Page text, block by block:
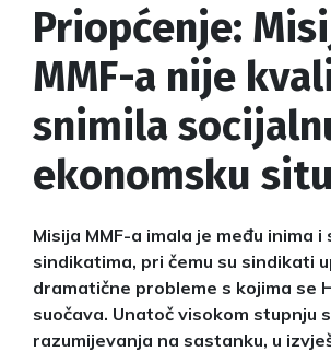
Priopćenje:
MMF-a nije
snimila
ekonomsku
Misija MMF-a imala je među inima i
sindikatima, pri čemu su sindikati
dramatične probleme s kojima se
suočava. Unatoč visokom stupnju
razumijevanja na sastanku, u